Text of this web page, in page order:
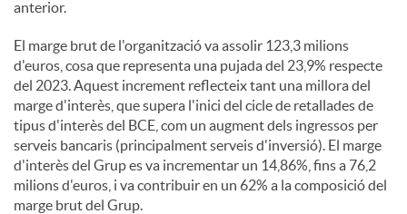
anterior.
El marge brut de l'organització va assolir 123,3 milions
d'euros, cosa que representa una pujada del 23,9% respecte
del 2023. Aquest increment reflecteix tant una millora del
marge d'interès, que supera l'inici del cicle de retallades de
tipus d'interès del BCE, com un augment dels ingressos per
serveis bancaris (principalment serveis d'inversió). El marge
d'interès del Grup es va incrementar un 14,86%, fins a 76,2
milions d'euros, i va contribuir en un 62% a la composició del
marge brut del Grup.